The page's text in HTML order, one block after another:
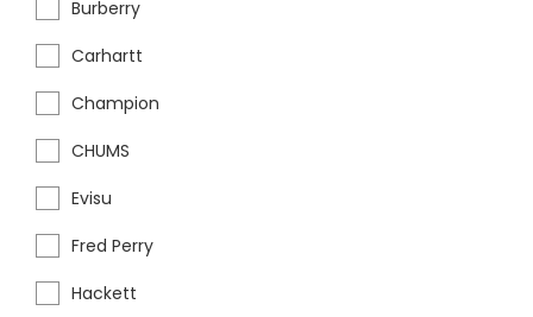
Burberry
Carhartt
Champion
CHUMS
Evisu
Fred Perry
Hackett